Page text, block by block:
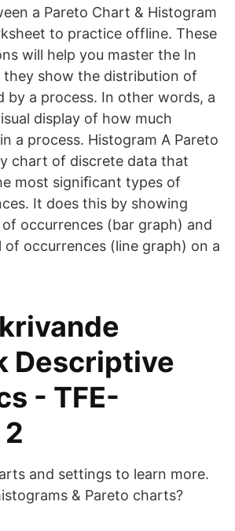
a Pareto Chart & Histogram
to practice offline. These
will help you master the In
they show the distribution of
by a process. In other words, a
display of how much
a process. Histogram A Pareto
chart of discrete data that
most signiﬁcant types of
It does this by showing
occurrences (bar graph) and
of occurrences (line graph) on a
Descriptive
- TFE-
and settings to learn more.
& Pareto charts?